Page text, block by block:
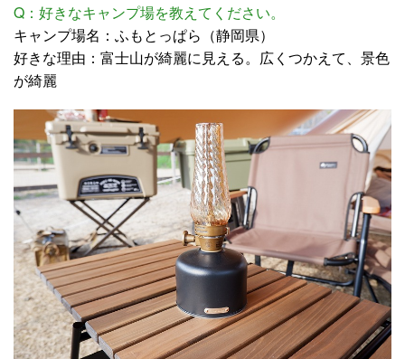
Q：好きなキャンプ場を教えてください。
キャンプ場名：ふもとっぱら（静岡県）
好きな理由：富士山が綺麗に見える。広くつかえて、景色
が綺麗